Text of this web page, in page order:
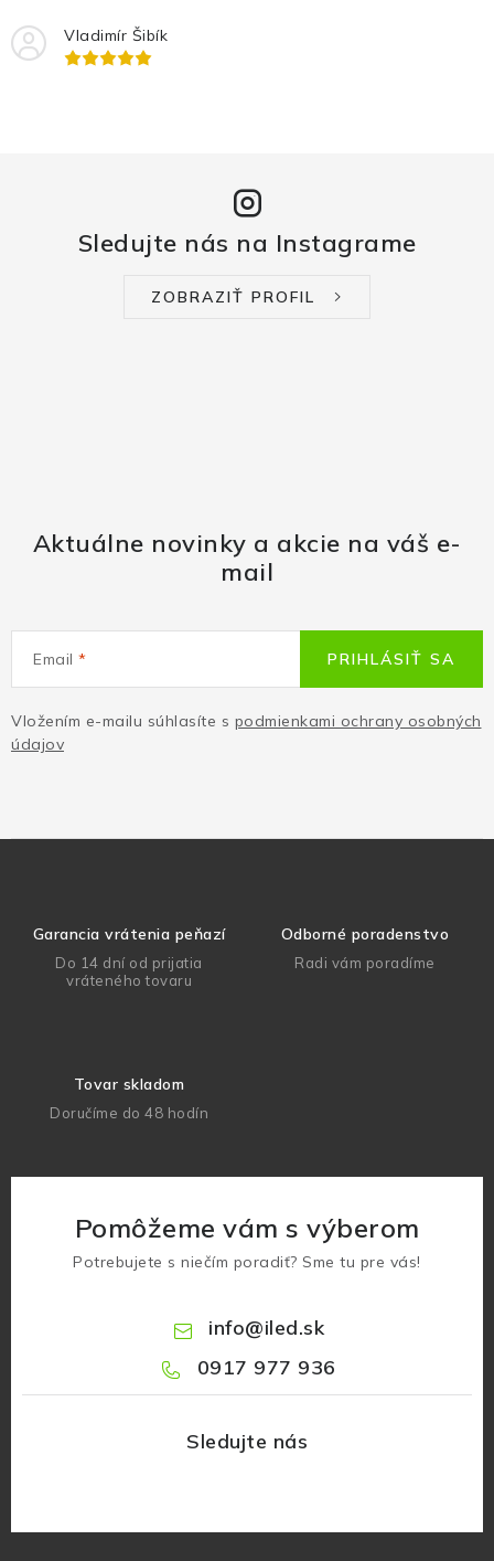
Vladimír Šibík
Sledujte nás na Instagrame
ZOBRAZIŤ PROFIL
Aktuálne novinky a akcie na váš e-
mail
Email
Vložením e-mailu súhlasíte s podmienkami ochrany osobných
údajov
PRIHLÁSIŤ SA
Garancia vrátenia peňazí
Do 14 dní od prijatia
vráteného tovaru
Odborné poradenstvo
Radi vám poradíme
Tovar skladom
Doručíme do 48 hodín
Pomôžeme vám s výberom
Potrebujete s niečím poradiť? Sme tu pre vás!
info@iled.sk
0917 977 936